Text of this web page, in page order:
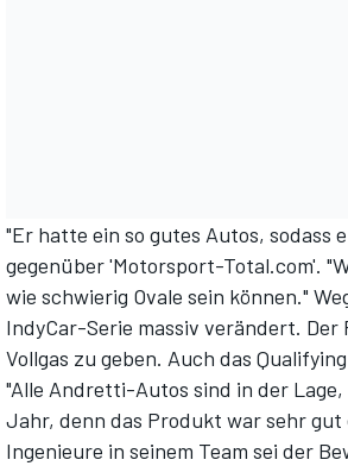
"Er hatte ein so gutes Autos, sodass
gegenüber 'Motorsport-Total.com'.
wie schwierig Ovale sein können."
IndyCar-Serie massiv verändert.
Vollgas zu geben. Auch das
"Alle Andretti-Autos sind in der
Jahr, denn das Produkt war sehr
Ingenieure in seinem Team sei der